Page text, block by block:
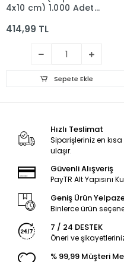
4x10 cm) 1.000 Adet
Şapkalı Poşet
414,99 TL
Sepete Ekle
Hızlı Teslimat
Siparişleriniz en
ulaşır.
Güvenli Alışveriş
PayTR Alt Yapısını
Geniş Ürün
Binlerce ürün
7 / 24 DESTEK
Öneri ve
% 99,99 Müşteri